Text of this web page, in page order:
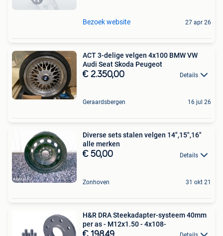
Bezoek website 27 apr 26
ACT 3-delige velgen 4x100 BMW VW
Audi Seat Skoda Peugeot
€ 2.350,00 Details
Geraardsbergen 16 jul 26
Diverse sets stalen velgen 14",15",16"
alle merken
€ 50,00 Details
Zonhoven 31 okt 21
H&R DRA Steekadapter-systeem 40mm
per as - M12x1.50 - 4x108-